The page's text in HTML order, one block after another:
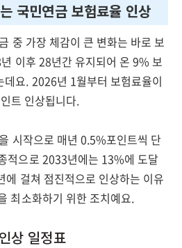
국민연금 보험료율 인상
중 가장 체감이 큰 변화는 바로 보
이후 28년간 유지되어 온 9% 보
요. 2026년 1월부터 보험료율이
트 인상됩니다.
시작으로 매년 0.5%포인트씩 단
적으로 2033년에는 13%에 도달
에 걸쳐 점진적으로 인상하는 이유
최소화하기 위한 조치예요.
상 일정표